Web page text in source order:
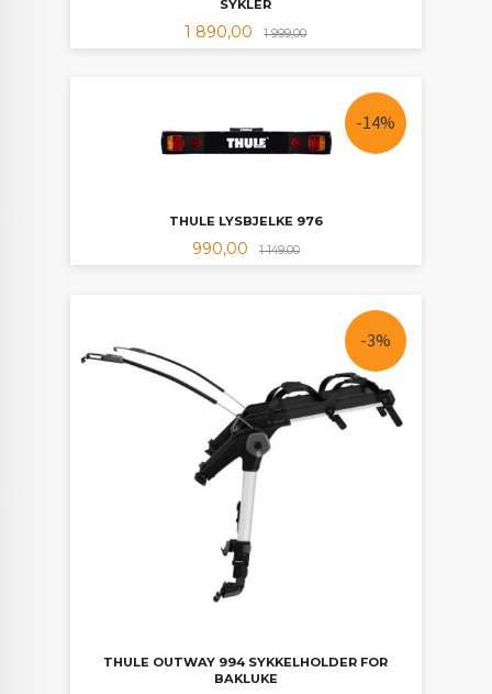
SYKLER
Tilbud
1 890,00 1 999,00Rabatt
THULE LYSBJELKE 976
Tilbud
990,00 1 149,00Rabatt
-14%
THULE OUTWAY 994 SYKKELHOLDER FOR
BAKLUKE
-3%